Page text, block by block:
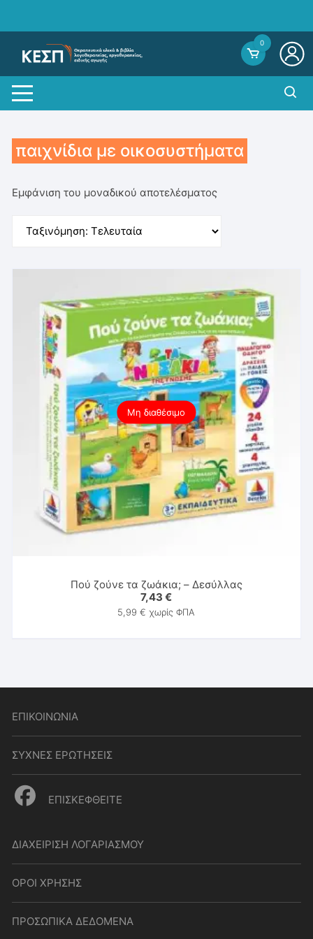
0
παιχνίδια με οικοσυστήματα
Εμφάνιση του μοναδικού αποτελέσματος
Μη διαθέσιμο
Πού ζούνε τα ζωάκια; – Δεσύλλας
7,43€
5,99€ χωρίς ΦΠΑ
ΕΠΙΚΟΙΝΩΝΙΑ
ΣΥΧΝΕΣ ΕΡΩΤΗΣΕΙΣ
ΕΠΙΣΚΕΦΘΕΙΤΕ
ΔΙΑΧΕΙΡΙΣΗ ΛΟΓΑΡΙΑΣΜΟΥ
ΟΡΟΙ ΧΡΗΣΗΣ
ΠΡΟΣΩΠΙΚΑ ΔΕΔΟΜΕΝΑ